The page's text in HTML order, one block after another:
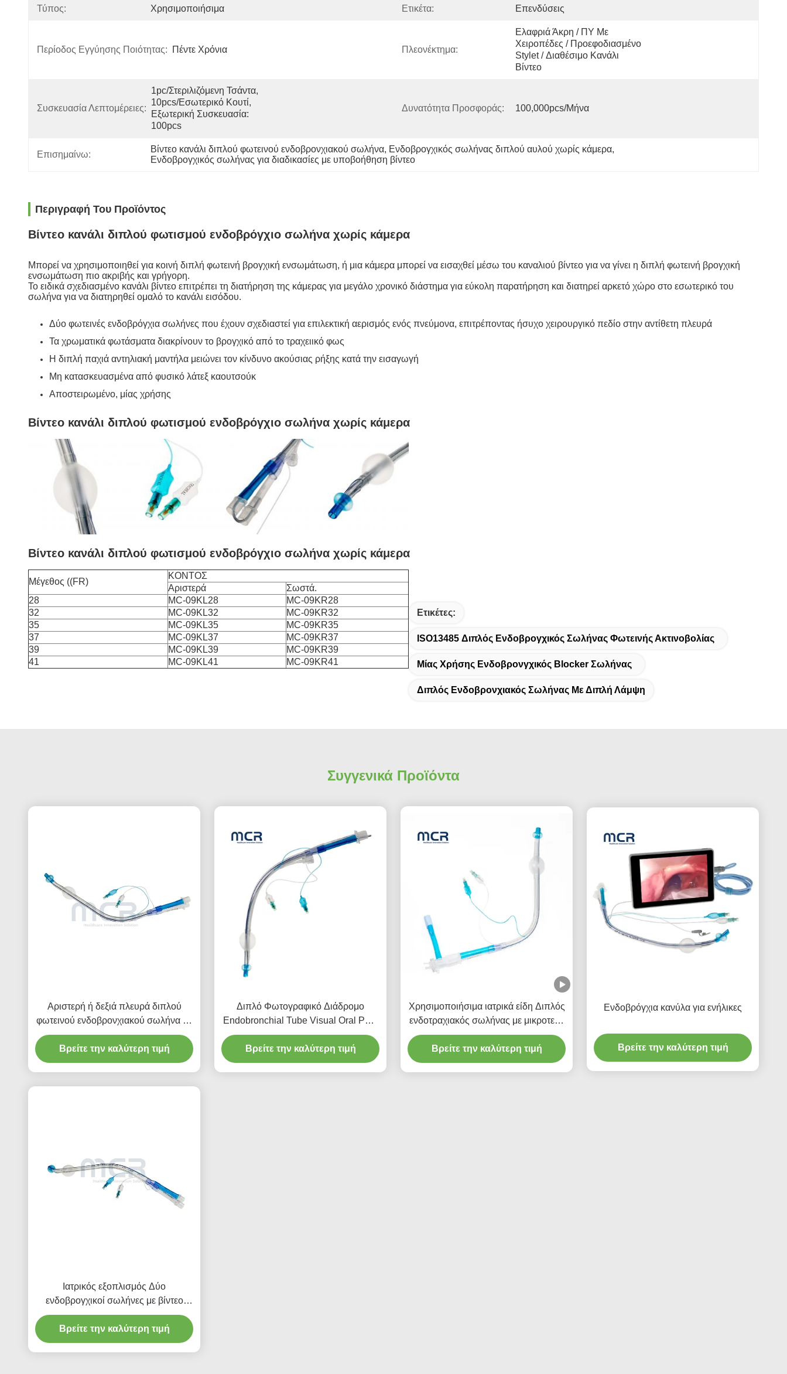
Τύπος: Χρησιμοποιήσιμα Ετικέτα: Επενδύσεις
Περίοδος Εγγύησης Ποιότητας: Πέντε Χρόνια Πλεονέκτημα:
Ελαφριά Άκρη / ΠΥ Με
Χειροπέδες / Προεφοδιασμένο
Stylet / Διαθέσιμο Κανάλι
Βίντεο
Συσκευασία Λεπτομέρειες:
1pc/στεριλιζόμενη Τσάντα,
10pcs/εσωτερικό Κουτί,
Εξωτερική Συσκευασία:
100pcs
Δυνατότητα Προσφοράς: 100,000pcs/μήνα
Επισημαίνω:
Βίντεο κανάλι διπλού φωτεινού ενδοβρονχιακού σωλήνα, Ενδοβρογχικός σωλήνας διπλού αυλού χωρίς κάμερα,
Ενδοβρογχικός σωλήνας για διαδικασίες με υποβοήθηση βίντεο
Περιγραφή Του Προϊόντος
Βίντεο κανάλι διπλού φωτισμού ενδοβρόγχιο σωλήνα χωρίς κάμερα
Μπορεί να χρησιμοποιηθεί για κοινή διπλή φωτεινή βρογχική ενσωμάτωση, ή μια κάμερα μπορεί να εισαχθεί μέσω του καναλιού βίντεο για να γίνει η διπλή φωτεινή βρογχική
ενσωμάτωση πιο ακριβής και γρήγορη.
Το ειδικά σχεδιασμένο κανάλι βίντεο επιτρέπει τη διατήρηση της κάμερας για μεγάλο χρονικό διάστημα για εύκολη παρατήρηση και διατηρεί αρκετό χώρο στο εσωτερικό του
σωλήνα για να διατηρηθεί ομαλό το κανάλι εισόδου.
Δύο φωτεινές ενδοβρόγχια σωλήνες που έχουν σχεδιαστεί για επιλεκτική αερισμός ενός πνεύμονα, επιτρέποντας ήσυχο χειρουργικό πεδίο στην αντίθετη πλευρά
Τα χρωματικά φωτάσματα διακρίνουν το βρογχικό από το τραχειικό φως
Η διπλή παχιά αντηλιακή μαντήλα μειώνει τον κίνδυνο ακούσιας ρήξης κατά την εισαγωγή
Μη κατασκευασμένα από φυσικό λάτεξ καουτσούκ
Αποστειρωμένο, μίας χρήσης
Βίντεο κανάλι διπλού φωτισμού ενδοβρόγχιο σωλήνα χωρίς κάμερα
Βίντεο κανάλι διπλού φωτισμού ενδοβρόγχιο σωλήνα χωρίς κάμερα
Μέγεθος ((FR)
ΚΟΝΤΟΣ
Αριστερά
Σωστά.
28
MC-09KL28
MC-09KR28
32
MC-09KL32
MC-09KR32
35
MC-09KL35
MC-09KR35
37
MC-09KL37
MC-09KR37
39
MC-09KL39
MC-09KR39
41
MC-09KL41 MC-09KR41
Ετικέτες:
ISO13485 Διπλός Ενδοβρογχικός Σωλήνας Φωτεινής Ακτινοβολίας
Μίας Χρήσης Ενδοβρονγχικός Blocker Σωλήνας
Διπλός Ενδοβρονχιακός Σωλήνας Με Διπλή Λάμψη
Συγγενικά Προϊόντα
Αριστερή ή δεξιά πλευρά διπλού
φωτεινού ενδοβρονχιακού σωλήνα με
κανάλι βίντεο
Βρείτε την καλύτερη τιμή
Διπλό Φωτογραφικό Διάδρομο
Endobronchial Tube Visual Oral PVC
Plain
Βρείτε την καλύτερη τιμή
Χρησιμοποιήσιμα ιατρικά είδη Διπλός
ενδοτραχιακός σωλήνας με μικροτελή
μανσέτα PU
Βρείτε την καλύτερη τιμή
Ενδοβρόγχια κανύλα για ενήλικες
Βρείτε την καλύτερη τιμή
Ιατρικός εξοπλισμός Δύο
ενδοβρογχικοί σωλήνες με βίντεο
κανάλι
Βρείτε την καλύτερη τιμή